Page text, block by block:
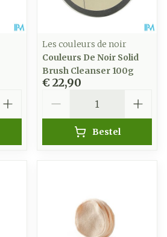
Les couleurs de noir
Couleurs De Noir Solid
Brush Cleanser 100g
€ 22,90
Bestel